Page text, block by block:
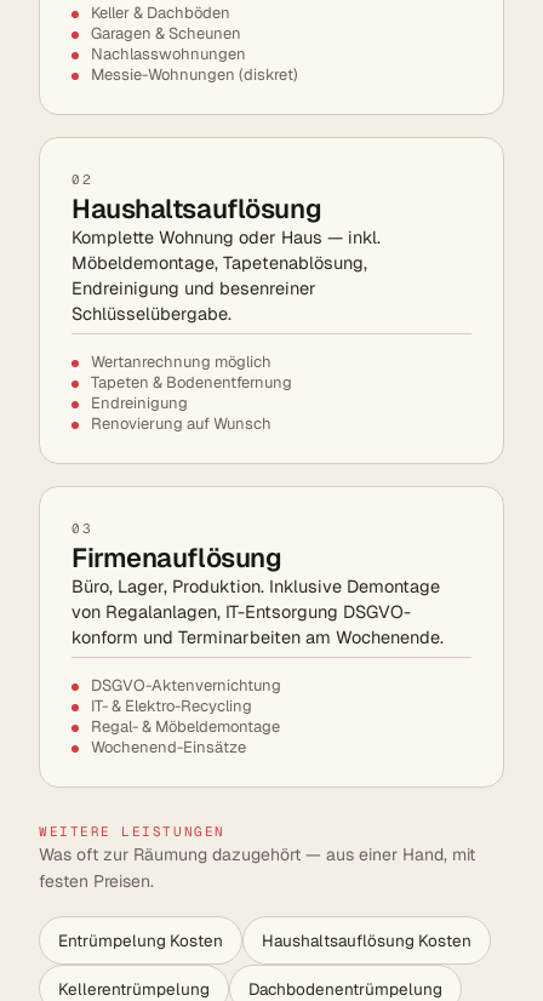
Keller & Dachböden
Garagen & Scheunen
Nachlasswohnungen
Messie-Wohnungen (diskret)
02
Haushaltsauflösung
Komplette Wohnung oder Haus — inkl.
Möbeldemontage, Tapetenablösung,
Endreinigung und besenreiner
Schlüsselübergabe.
Wertanrechnung möglich
Tapeten & Bodenentfernung
Endreinigung
Renovierung auf Wunsch
03
Firmenauflösung
Büro, Lager, Produktion. Inklusive Demontage
von Regalanlagen, IT-Entsorgung DSGVO-
konform und Terminarbeiten am Wochenende.
DSGVO-Aktenvernichtung
IT- & Elektro-Recycling
Regal- & Möbeldemontage
Wochenend-Einsätze
WEITERE LEISTUNGEN
Was oft zur Räumung dazugehört — aus einer Hand, mit
festen Preisen.
Entrümpelung Kosten Haushaltsauflösung Kosten
Kellerentrümpelung Dachbodenentrümpelung